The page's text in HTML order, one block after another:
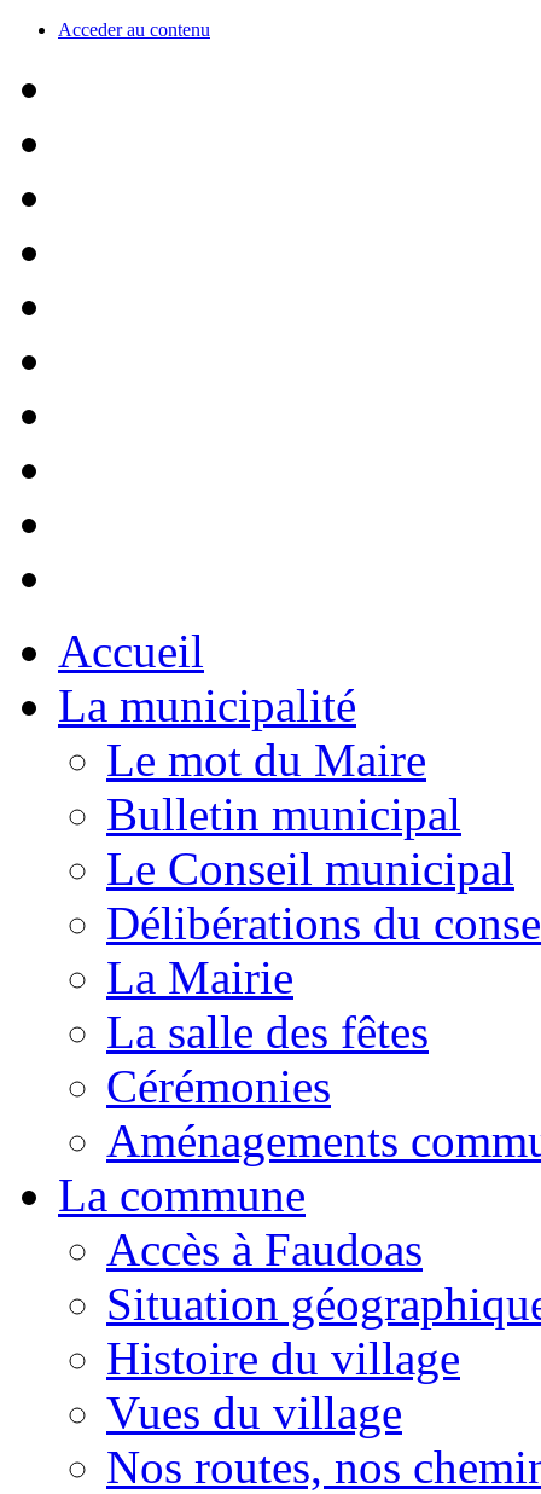
Acceder au contenu
Accueil
La municipalité
Le mot du Maire
Bulletin municipal
Le Conseil municipal
Délibérations du
La Mairie
La salle des fêtes
Cérémonies
Aménagements
La commune
Accès à Faudoas
Situation
Histoire du village
Vues du village
Nos routes, nos